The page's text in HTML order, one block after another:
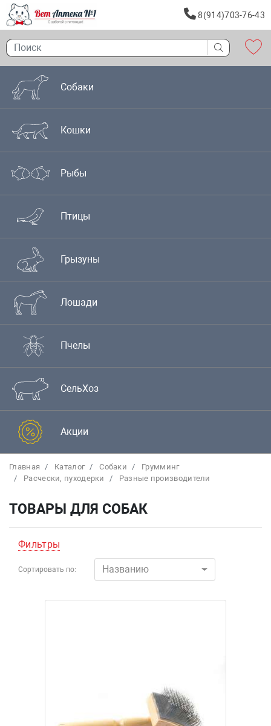
8(914)703-76-43
Собаки
Кошки
Рыбы
Птицы
Грызуны
Лошади
Пчелы
СельХоз
Акции
Главная Каталог Собаки
Грумминг
Расчески, пуходерки
Разные производители
ТОВАРЫ ДЛЯ СОБАК
Фильтры
Сортировать по: Названию